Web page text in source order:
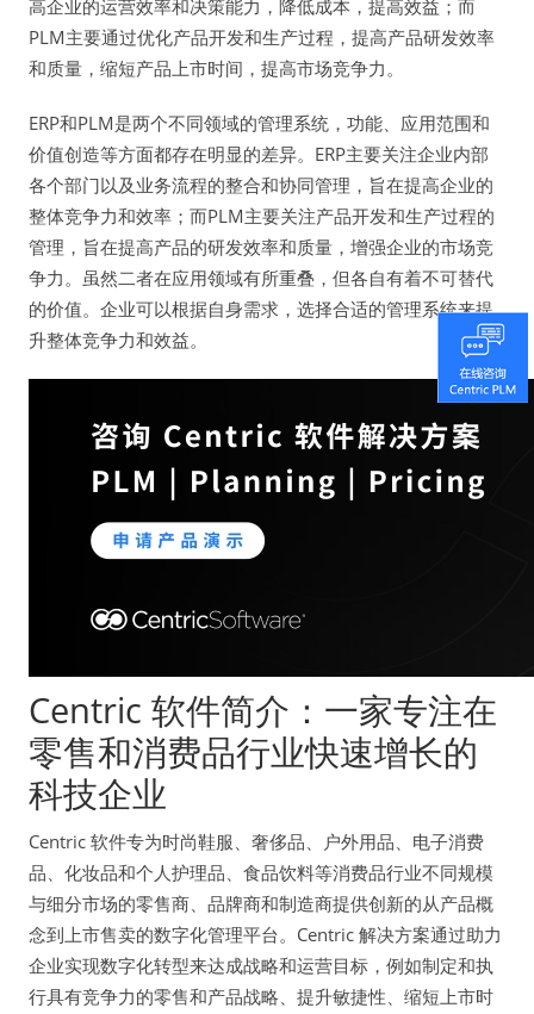
高企业的运营效率和决策能力，降低成本，提高效益；而
PLM主要通过优化产品开发和生产过程，提高产品研发效率
和质量，缩短产品上市时间，提高市场竞争力。
ERP和PLM是两个不同领域的管理系统，功能、应用范围和
价值创造等方面都存在明显的差异。ERP主要关注企业内部
各个部门以及业务流程的整合和协同管理，旨在提高企业的
整体竞争力和效率；而PLM主要关注产品开发和生产过程的
管理，旨在提高产品的研发效率和质量，增强企业的市场竞
争力。虽然二者在应用领域有所重叠，但各自有着不可替代
的价值。企业可以根据自身需求，选择合适的管理系统来提
升整体竞争力和效益。
Centric 软件简介：一家专注在
零售和消费品行业快速增长的
科技企业
Centric 软件专为时尚鞋服、奢侈品、户外用品、电子消费
品、化妆品和个人护理品、食品饮料等消费品行业不同规模
与细分市场的零售商、品牌商和制造商提供创新的从产品概
念到上市售卖的数字化管理平台。Centric 解决方案通过助力
企业实现数字化转型来达成战略和运营目标，例如制定和执
行具有竞争力的零售和产品战略、提升敏捷性、缩短上市时